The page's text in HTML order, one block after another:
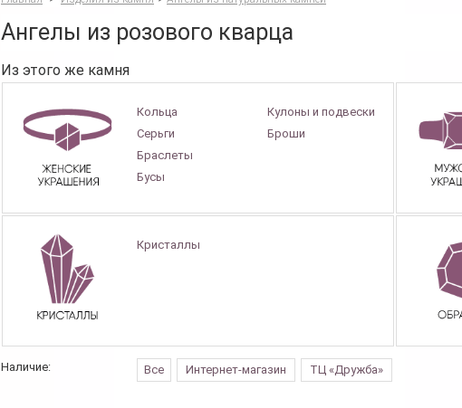
Ангелы из розового кварца
Из этого же камня
Кольца
Серьги
Браслеты
Бусы
Кулоны и подвески
Броши
Кристаллы
Наличие: Все Интернет-магазин ТЦ «Дружба»